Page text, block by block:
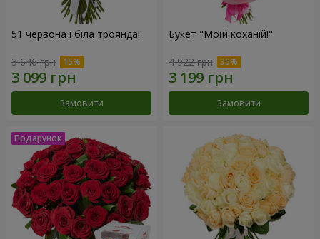
51 червона і біла троянда!
3 646 грн
Замовити
Букет "Моїй коханій!"
4 922 грн
Замовити